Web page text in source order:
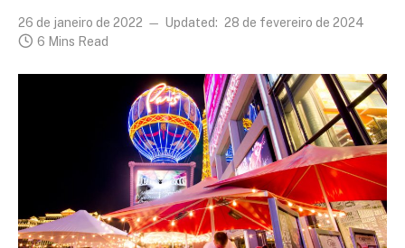
26 de janeiro de 2022 Updated: 28 de fevereiro de 2024
6 Mins Read